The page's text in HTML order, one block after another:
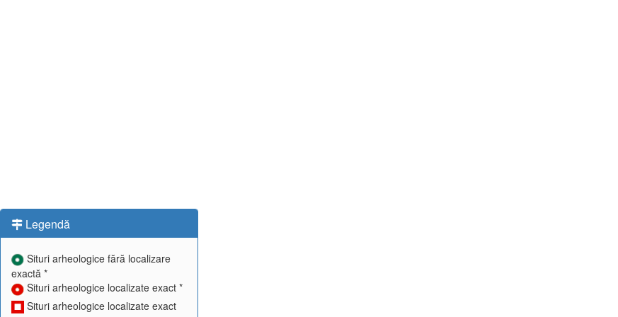
Legendă
Situri arheologice fără localizare
exactă *
Situri arheologice localizate exact *
Situri arheologice localizate exact